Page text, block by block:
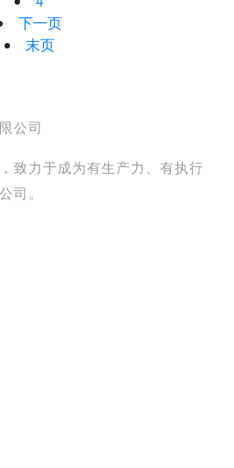
下一页
末页
公司
致力于成为有生产力、有执行
司。